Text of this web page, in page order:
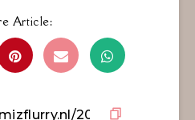
Article: